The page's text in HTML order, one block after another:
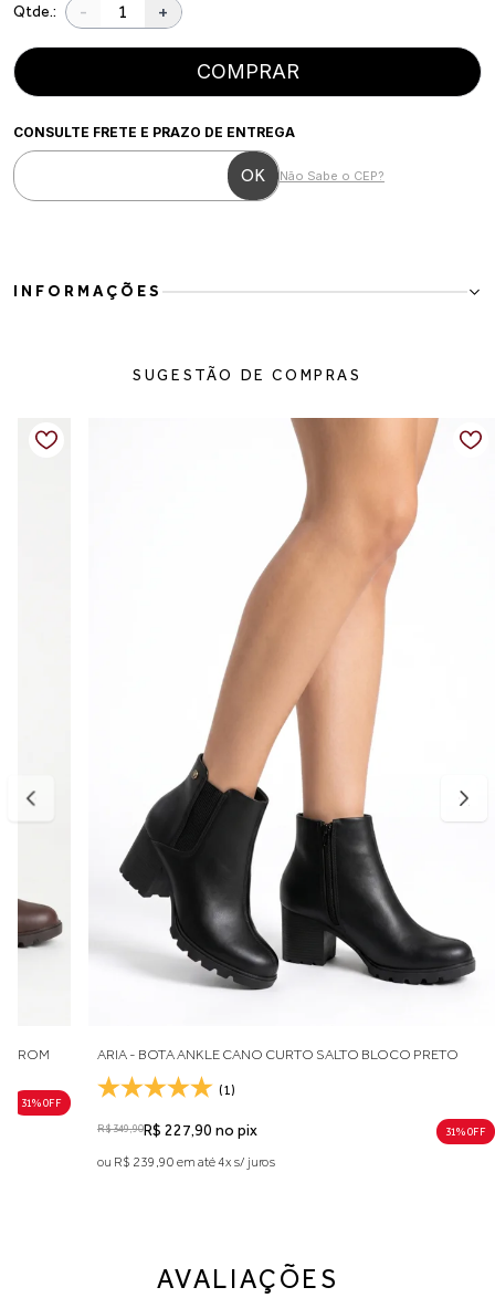
Qtde.: - +
COMPRAR
CONSULTE FRETE E PRAZO DE ENTREGA
Não Sabe o CEP?
INFORMAÇÕES
A Bota Feminina 2 em 1 em Verniz Preto é um modelo marcante e
sofisticado, perfeito para quem busca elegância com versatilidade.
transformar o visual da bota e criar duas propostas de styling em
um único modelo.
Confeccionada em material com acabamento envernizado, possui
brilho elegante e toque moderno que valoriza qualquer produção.
O salto bloco alto oferece estabilidade e conforto no caminhar,
enquanto o bico fino alonga a silhueta e reforça o visual refinado.
Ideal para compor looks com vestidos, saias, alfaiataria ou jeans, é
uma peça poderosa e atemporal para produções sofisticadas.
Altura do salto: aproximadamente 8,5 cm
Fechamento: Zíper lateral
Solado: Emborrachado
Palmilha: Macia e confortável
Estilo: Elegante, moderno e sofisticado
Tabela de medidas:
34 — aproximadamente 22,6 a 23,3 cm
35 — aproximadamente 23,4 a 24 cm
36 — aproximadamente 24,1 a 24,8 cm
37 — aproximadamente 24,9 a 25,3 cm
38 — aproximadamente 25,4 a 26 cm
ideal. Considere aproximadamente 0,5 cm de folga para maior
recomendamos optar pelo número maior. A primeira troca é grátis.
SUGESTÃO DE COMPRAS
31% 0FF
ARIA - BOTA ANKLE CANO CURTO SALTO BLOCO PRETO
(1)
R$ 349,90R$ 227,90 no pix 31% 0FF
ou R$ 239,90 em até 4x s/ juros
AVALIAÇÕES